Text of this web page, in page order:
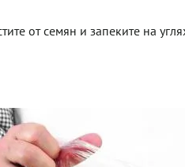
от семян и запеките на